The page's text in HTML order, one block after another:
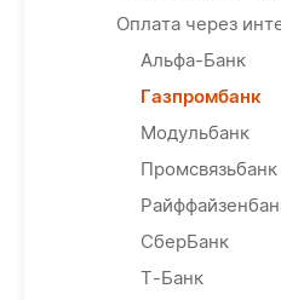
Оплата через
Альфа-Банк
Газпромбанк
Модульбанк
Промсвязьбанк
СберБанк
Т-Банк